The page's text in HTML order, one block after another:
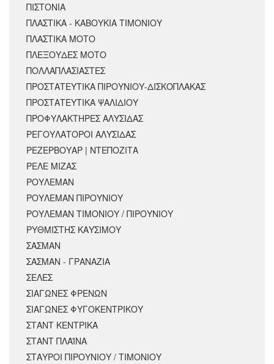
ΠΙΣΤΟΝΙΑ
ΠΛΑΣΤΙΚΑ - ΚΑΒΟΥΚΙΑ ΤΙΜΟΝΙΟΥ
ΠΛΑΣΤΙΚΑ ΜΟΤΟ
ΠΛΕΞΟΥΔΕΣ ΜΟΤΟ
ΠΟΛΛΑΠΛΑΣΙΑΣΤΕΣ
ΠΡΟΣΤΑΤΕΥΤΙΚΑ ΠΙΡΟΥΝΙΟΥ-ΔΙΣΚΟΠΛΑΚΑΣ
ΠΡΟΣΤΑΤΕΥΤΙΚΑ ΨΑΛΙΔΙΟΥ
ΠΡΟΦΥΛΑΚΤΗΡΕΣ ΑΛΥΣΙΔΑΣ
ΡΕΓΟΥΛΑΤΟΡΟΙ ΑΛΥΣΙΔΑΣ
ΡΕΖΕΡΒΟΥΑΡ | ΝΤΕΠΟΖΙΤΑ
ΡΕΛΕ ΜΙΖΑΣ
ΡΟΥΛΕΜΑΝ
ΡΟΥΛΕΜΑΝ ΠΙΡΟΥΝΙΟΥ
ΡΟΥΛΕΜΑΝ ΤΙΜΟΝΙΟΥ / ΠΙΡΟΥΝΙΟΥ
ΡΥΘΜΙΣΤΗΣ ΚΑΥΣΙΜΟΥ
ΣΑΣΜΑΝ
ΣΑΣΜΑΝ - ΓΡΑΝΑΖΙΑ
ΣΕΛΕΣ
ΣΙΑΓΩΝΕΣ ΦΡΕΝΩΝ
ΣΙΑΓΩΝΕΣ ΦΥΓΟΚΕΝΤΡΙΚΟΥ
ΣΤΑΝΤ ΚΕΝΤΡΙΚΑ
ΣΤΑΝΤ ΠΛΑΪΝΑ
ΣΤΑΥΡΟΙ ΠΙΡΟΥΝΙΟΥ / ΤΙΜΟΝΙΟΥ